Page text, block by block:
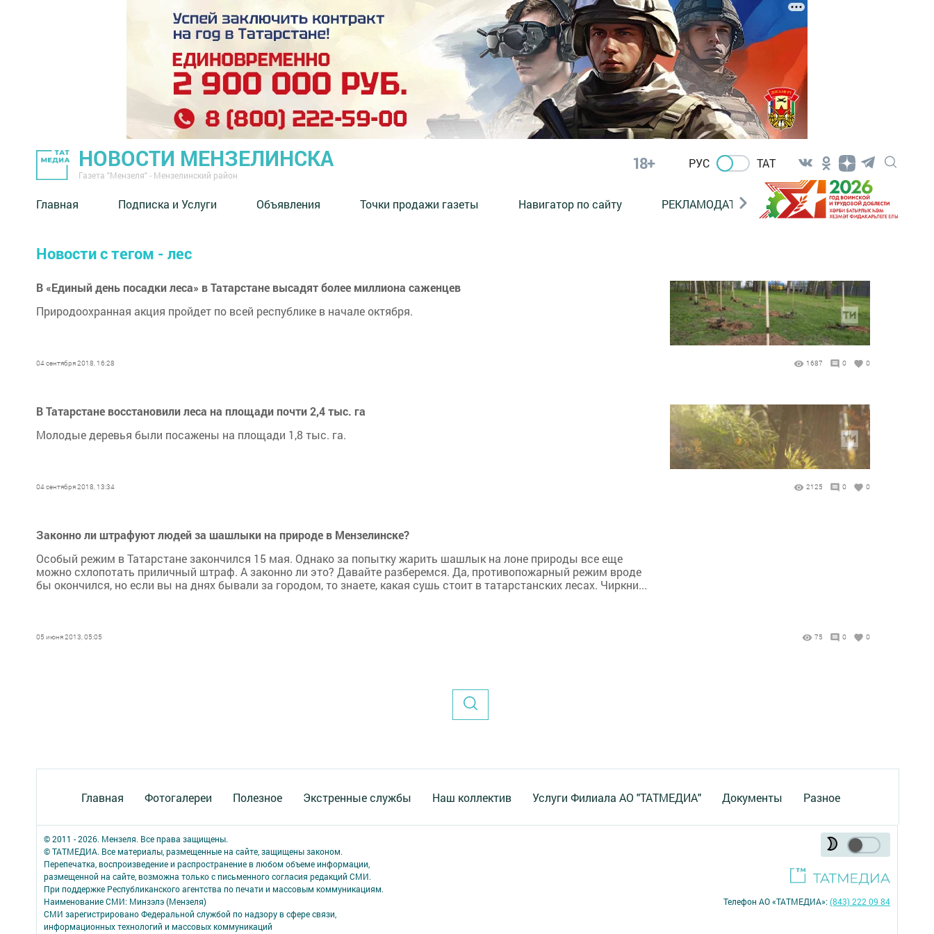
НОВОСТИ МЕНЗЕЛИНСКА
Газета "Мензеля" - Мензелинский район
18+ РУС ТАТ
Главная Подписка и Услуги Объявления Точки продажи газеты Навигатор по сайту РЕКЛАМОДАТЕЛЯМ
Новости с тегом - лес
В «Единый день посадки леса» в Татарстане высадят более миллиона саженцев
Природоохранная акция пройдет по всей республике в начале октября.
04 сентября 2018, 16:28 1687 0 0
В Татарстане восстановили леса на площади почти 2,4 тыс. га
Молодые деревья были посажены на площади 1,8 тыс. га.
04 сентября 2018, 13:34 2125 0 0
Законно ли штрафуют людей за шашлыки на природе в Мензелинске?
Особый режим в Татарстане закончился 15 мая. Однако за попытку жарить шашлык на лоне природы все еще
можно схлопотать приличный штраф. А законно ли это? Давайте разберемся. Да, противопожарный режим вроде
бы окончился, но если вы на днях бывали за городом, то знаете, какая сушь стоит в татарстанских лесах. Чиркни...
05 июня 2013, 05:05 75 0 0
Главная Фотогалереи Полезное Экстренные службы Наш коллектив Услуги Филиала АО "ТАТМЕДИА" Документы Разное
© 2011 - 2026. Мензеля. Все права защищены.
© ТАТМЕДИА. Все материалы, размещенные на сайте, защищены законом.
Перепечатка, воспроизведение и распространение в любом объеме информации,
размещенной на сайте, возможна только с письменного согласия редакций СМИ.
При поддержке Республиканского агентства по печати и массовым коммуникациям.
Наименование СМИ: Минзэлэ (Мензеля)
СМИ зарегистрировано Федеральной службой по надзору в сфере связи,
информационных технологий и массовых коммуникаций
Телефон АО «ТАТМЕДИА»:(843) 222 09 84